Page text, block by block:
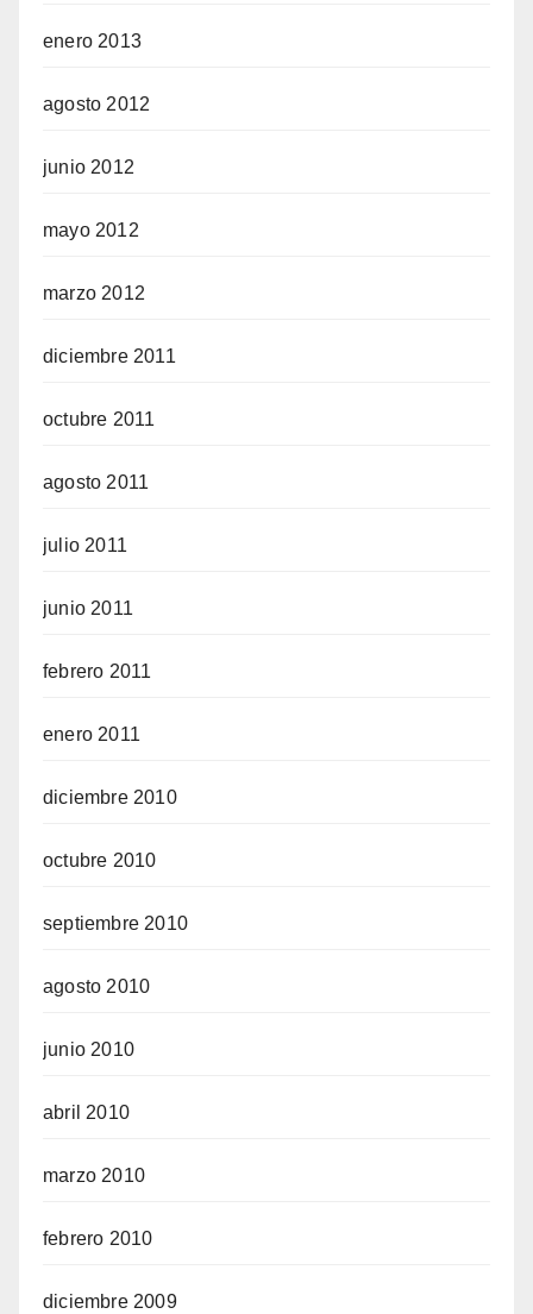
enero 2013
agosto 2012
junio 2012
mayo 2012
marzo 2012
diciembre 2011
octubre 2011
agosto 2011
julio 2011
junio 2011
febrero 2011
enero 2011
diciembre 2010
octubre 2010
septiembre 2010
agosto 2010
junio 2010
abril 2010
marzo 2010
febrero 2010
diciembre 2009